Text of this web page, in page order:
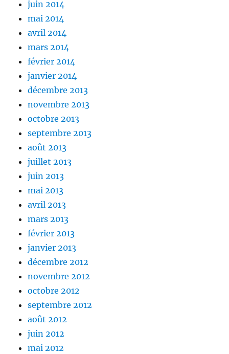
juin 2014
mai 2014
avril 2014
mars 2014
février 2014
janvier 2014
décembre 2013
novembre 2013
octobre 2013
septembre 2013
août 2013
juillet 2013
juin 2013
mai 2013
avril 2013
mars 2013
février 2013
janvier 2013
décembre 2012
novembre 2012
octobre 2012
septembre 2012
août 2012
juin 2012
mai 2012